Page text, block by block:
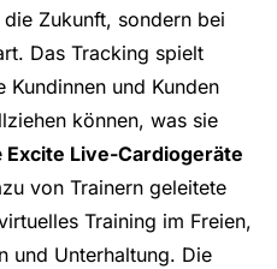
Zukunft, sondern bei
Das Tracking spielt
und Kunden
können, was sie
Excite Live-Cardiogeräte
von Trainern geleitete
Training im Freien,
und Unterhaltung. Die